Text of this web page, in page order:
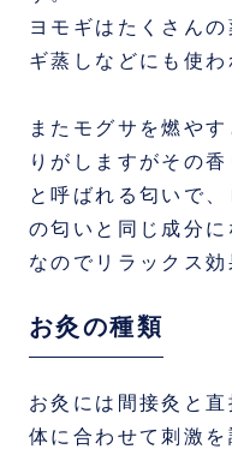
ヨモギはたくさん
ギ蒸しなどにも使わ
またモグサを燃や
りがしますがその
と呼ばれる匂いで
の匂いと同じ成分に
なのでリラックス効
お灸の種類
お灸には間接灸と
体に合わせて刺激を